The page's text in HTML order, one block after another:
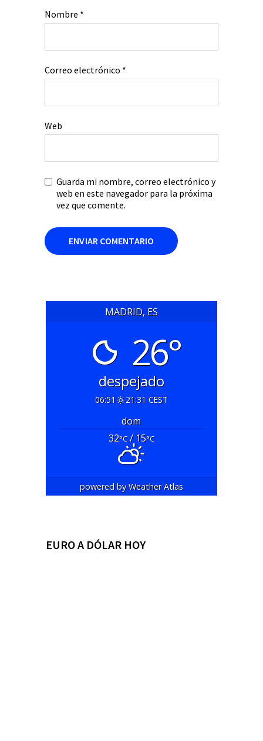
Nombre *
Correo electrónico *
Web
Guarda mi nombre, correo electrónico y
web en este navegador para la próxima
vez que comente.
MADRID, ES
26°
despejado
06:51 21:31 CEST
dom
32°C/ 15°C
powered byWeather Atlas
EURO A DÓLAR HOY